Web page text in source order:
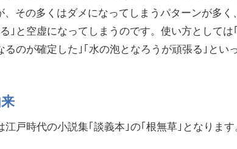
、その多くはダメになってしまうパターンが多く
｣と空虚になってしまうのです。使い方としては
るのが確定した｣｢水の泡となろうが頑張る｣とい
江戸時代の小説集｢談義本｣の｢根無草｣となります